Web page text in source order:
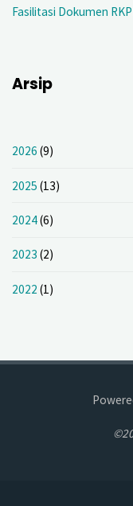
Fasilitasi Dokumen
Arsip
2026 (9)
2025 (13)
2024(6)
2023 (2)
2022 (1)